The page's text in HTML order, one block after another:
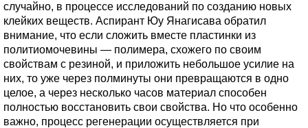
случайно, в процессе исследований по созданию новых
клейких веществ. Аспирант Юу Янагисава обратил
внимание, что если сложить вместе пластинки из
политиомочевины — полимера, схожего по своим
свойствам с резиной, и приложить небольшое усилие на
них, то уже через полминуты они превращаются в одно
целое, а через несколько часов материал способен
полностью восстановить свои свойства. Но что особенно
важно, процесс регенерации осуществляется при